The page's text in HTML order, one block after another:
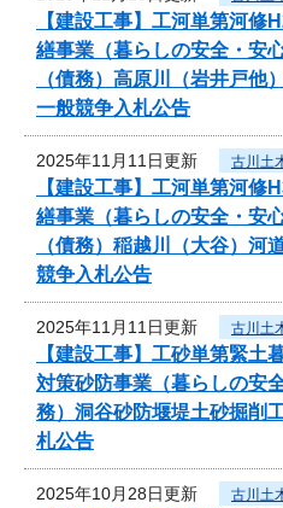
【建設工事】工河単第河
繕事業（暮らしの安全・安
（債務）高原川（岩井戸
一般競争入札公告
2025年11月11日更新 古川土
【建設工事】工河単第河
繕事業（暮らしの安全・安
（債務）稲越川（大谷）
競争入札公告
2025年11月11日更新 古川土
【建設工事】工砂単第緊
対策砂防事業（暮らしの安
務）洞谷砂防堰堤土砂掘削
札公告
2025年10月28日更新 古川土